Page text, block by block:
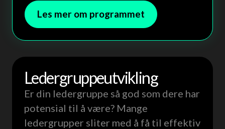
Les mer om programmet
Leder­gruppe­utvikling
Er din ledergruppe så god som dere har
potensial til å være? Mange
ledergrupper sliter med å få til effektiv